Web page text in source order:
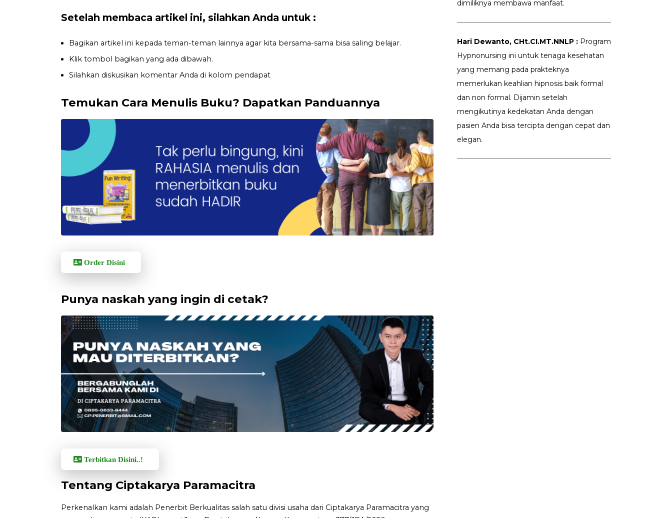
Setelah membaca artikel ini, silahkan Anda untuk :
Bagikan artikel ini kepada teman-teman lainnya agar kita bersama-sama bisa saling belajar.
Klik tombol bagikan yang ada dibawah.
Silahkan diskusikan komentar Anda di kolom pendapat
Temukan Cara Menulis Buku? Dapatkan Panduannya
Order Disini
Punya naskah yang ingin di cetak?
Terbitkan Disini..!
Tentang Ciptakarya Paramacitra
Perkenalkan kami adalah Penerbit Berkualitas salah satu divisi usaha dari Ciptakarya Paramacitra yang
dimiliknya membawa manfaat.
Hari Dewanto, CHt.CI.MT.NNLP : Program
Hypnonursing ini untuk tenaga kesehatan
yang memang pada prakteknya
memerlukan keahlian hipnosis baik formal
dan non formal. Dijamin setelah
mengikutinya kedekatan Anda dengan
pasien Anda bisa tercipta dengan cepat dan
elegan.